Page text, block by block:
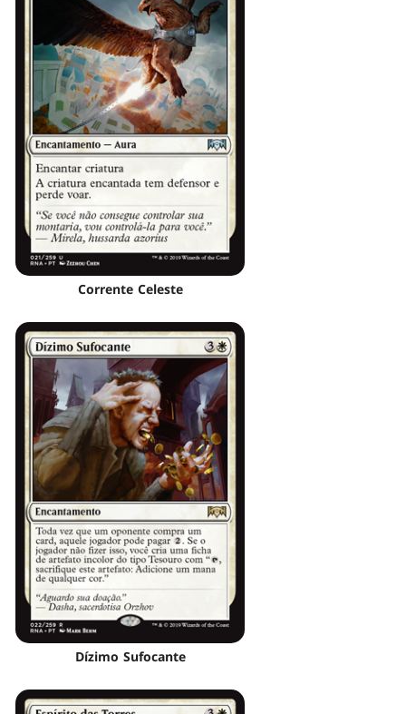
Corrente Celeste
Dízimo Sufocante